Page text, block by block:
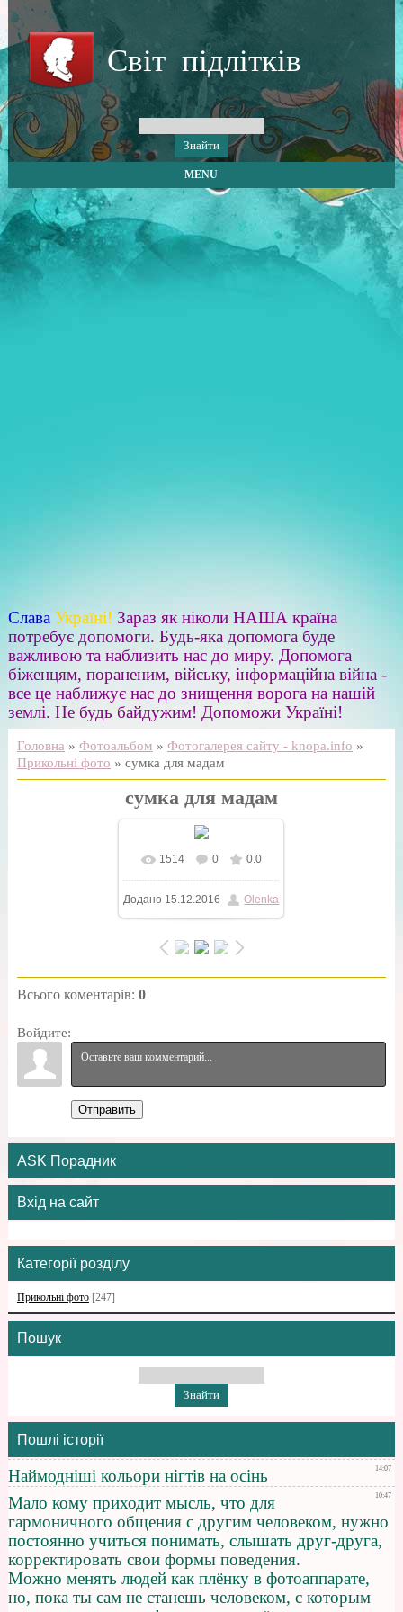
Світ підлітків
MENU
Слава Україні! Зараз як ніколи НАША країна
потребує допомоги. Будь-яка допомога буде
важливою та наблизить нас до миру. Допомога
біженцям, пораненим, війську, інформаційна війна -
все це наближує нас до знищення ворога на нашій
землі. Не будь байдужим! Допоможи Україні!
Головна » Фотоальбом » Фотогалерея сайту - knopa.info »
Прикольні фото » сумка для мадам
сумка для мадам
У реальному розмірі
600x645/ 49.3Kb
1514 0 0.0
Додано 15.12.2016 Olenka
Всього коментарів: 0
Войдите:
Отправить
ASK Порадник
Вхід на сайт
Категорії розділу
Прикольні фото [247]
Пошук
Пошлі історії